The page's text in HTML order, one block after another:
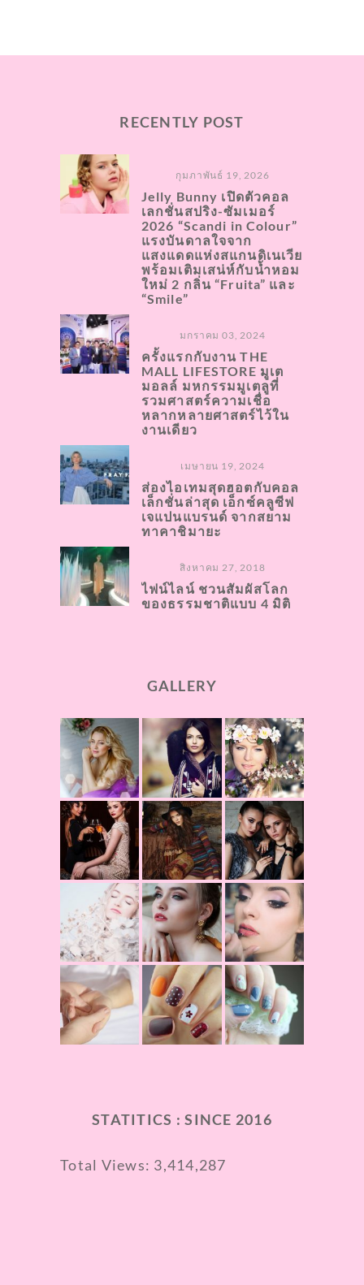
RECENTLY POST
กุมภาพันธ์ 19, 2026
Jelly Bunny เปิดตัวคอล
เลกชั่นสปริง-ซัมเมอร์
2026 “Scandi in Colour”
แรงบันดาลใจจาก
แสงแดดแห่งสแกนดิเนเวีย
พร้อมเติมเสน่ห์กับน้ำหอม
ใหม่ 2 กลิ่น “Fruita” และ
“Smile”
มกราคม 03, 2024
ครั้งแรกกับงาน THE
MALL LIFESTORE มูเต
มอลล์ มหกรรมมูเตลูที่
รวมศาสตร์ความเชื่อ
หลากหลายศาสตร์ไว้ใน
งานเดียว
เมษายน 19, 2024
ส่องไอเทมสุดฮอตกับคอล
เล็กชั่นล่าสุด เอ็กซ์คลูซีฟ
เจแปนแบรนด์ จากสยาม
ทาคาชิมายะ
สิงหาคม 27, 2018
ไฟน์ไลน์ ชวนสัมผัสโลก
ของธรรมชาติแบบ 4 มิติ
GALLERY
STATITICS : SINCE 2016
Total Views: 3,414,287